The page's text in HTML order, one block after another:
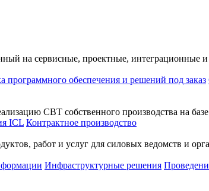
на сервисные, проектные, интеграционные
программного обеспечения и решений под заказ
СВТ собственного производства на
ICL Контрактное производство
работ и услуг для силовых ведомств и
Инфраструктурные решения